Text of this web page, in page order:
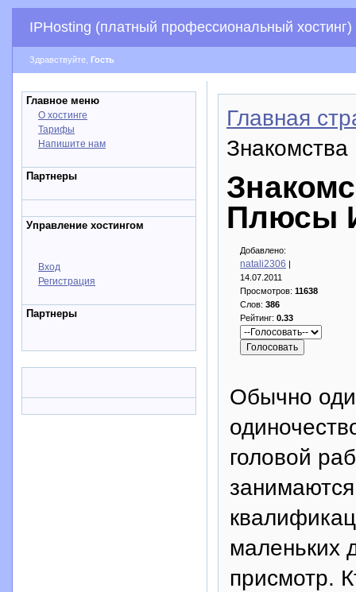
IPHosting (платный профессиональный хостинг)
Здравствуйте, Гость
Главное меню
О хостинге
Тарифы
Напишите нам
Партнеры
Управление хостингом
Вход
Регистрация
Партнеры
Главная
Плюсы
Добавлено:
natali2306 |
14.07.2011
Просмотров: 11638
Слов: 386
Рейтинг: 0.33
Обычно
головой
маленьких
присмотр.